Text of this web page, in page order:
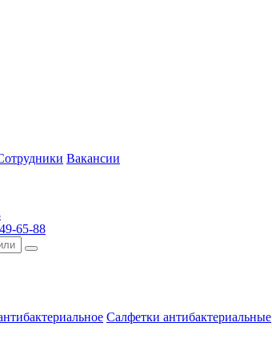
Вакансии
65-88
Салфетки антибактериальные